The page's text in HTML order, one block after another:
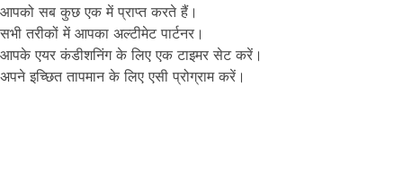
आपको सब कुछ एक में प्राप्त करते हैं।
सभी तरीकों में आपका अल्टीमेट पार्टनर।
आपके एयर कंडीशनिंग के लिए एक टाइमर सेट करें।
अपने इच्छित तापमान के लिए एसी प्रोग्राम करें।